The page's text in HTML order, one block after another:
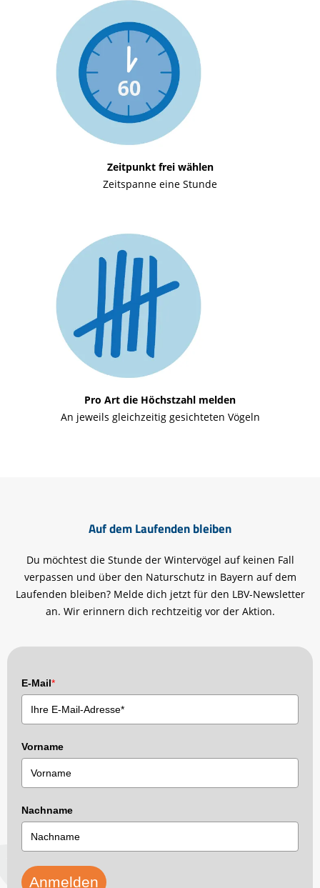
Zeitpunkt frei wählen
Zeitspanne eine Stunde
Pro Art die Höchstzahl melden
An jeweils gleichzeitig gesichteten Vögeln
Auf dem Laufenden bleiben
Du möchtest die Stunde der Wintervögel auf keinen Fall
verpassen und über den Naturschutz in Bayern auf dem
Laufenden bleiben? Melde dich jetzt für den LBV-Newsletter
an. Wir erinnern dich rechtzeitig vor der Aktion.
E-Mail*
Vorname
Nachname
Anmelden